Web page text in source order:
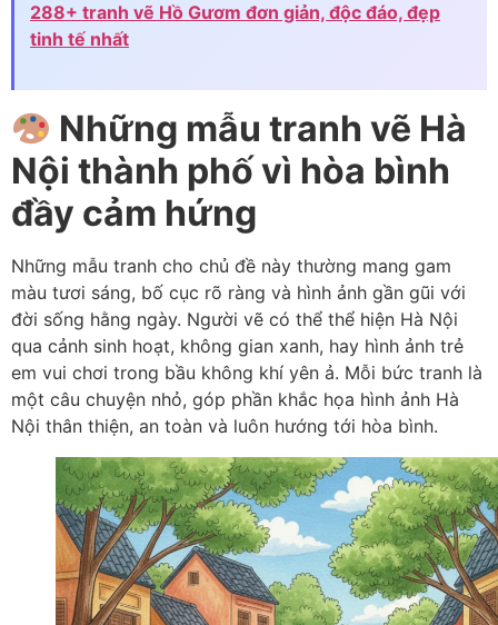
288+ tranh vẽ Hồ Gươm đơn giản, độc đáo, đẹp
tinh tế nhất
Những mẫu tranh vẽ Hà
Nội thành phố vì hòa bình
đầy cảm hứng
Những mẫu tranh cho chủ đề này thường mang gam
màu tươi sáng, bố cục rõ ràng và hình ảnh gần gũi với
đời sống hằng ngày. Người vẽ có thể thể hiện Hà Nội
qua cảnh sinh hoạt, không gian xanh, hay hình ảnh trẻ
em vui chơi trong bầu không khí yên ả. Mỗi bức tranh là
một câu chuyện nhỏ, góp phần khắc họa hình ảnh Hà
Nội thân thiện, an toàn và luôn hướng tới hòa bình.